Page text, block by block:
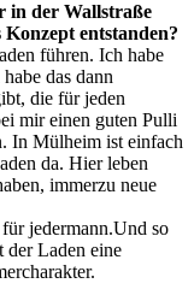
in der Wallstraße
entstanden?
führen. Ich habe
das dann
die für jeden
mir einen guten Pulli
In Mülheim ist einfach
da. Hier leben
immerzu neue
jedermann.Und so
der Laden eine